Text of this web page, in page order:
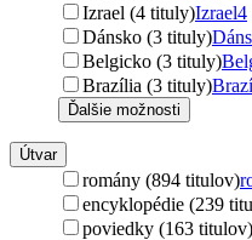
Izrael (4 tituly)Izrael4
Dánsko (3 tituly)
Belgicko (3 tituly)
Brazília (3 tituly)
Ďalšie možnosti
Útvar
romány (894 titulov)
encyklopédie (239
poviedky (163 titulov)